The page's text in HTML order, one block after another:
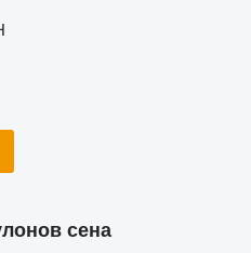
сена